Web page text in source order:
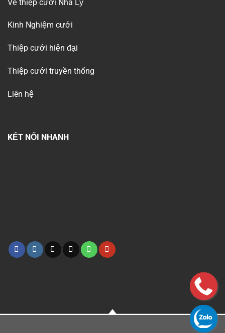
Về thiệp cưới Nhà Lỳ
Kinh Nghiệm cưới
Thiệp cưới hiện đại
Thiệp cưới truyền thống
Liên hệ
KẾT NỐI NHANH